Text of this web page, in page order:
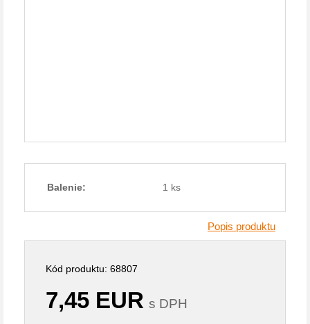
Balenie: 1 ks
Popis produktu
Kód produktu: 68807
7,45 EUR s DPH